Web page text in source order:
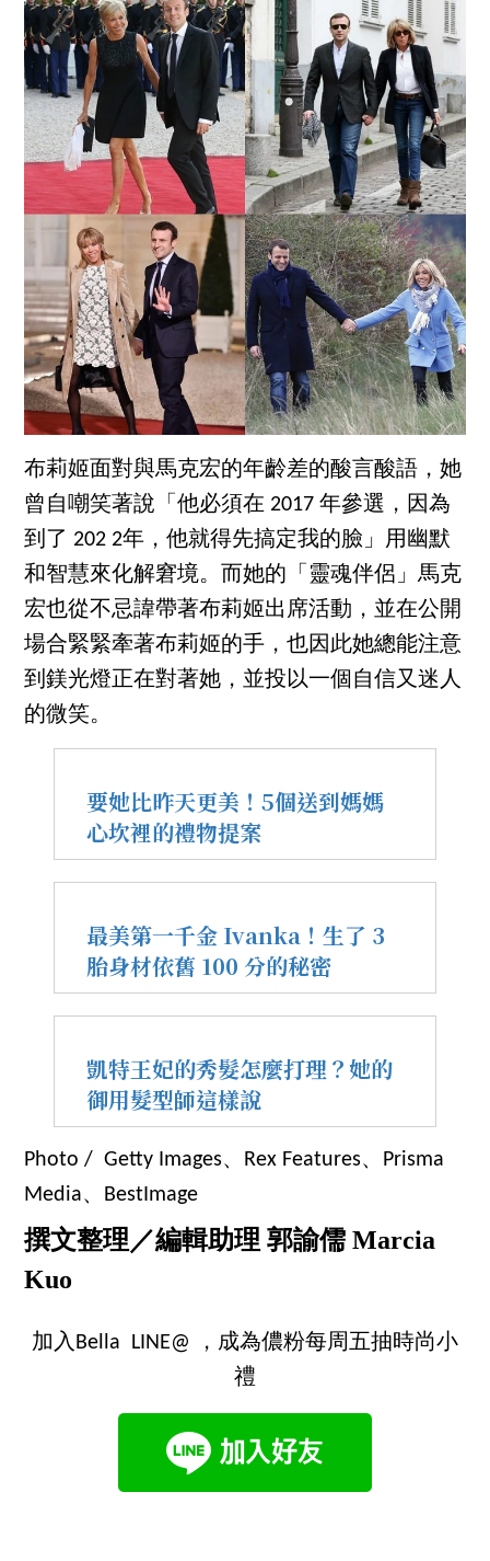
布莉姬面對與馬克宏的年齡差的酸言酸語，她
曾自嘲笑著說「他必須在 2017 年參選，因為
到了 202 2年，他就得先搞定我的臉」用幽默
和智慧來化解窘境。而她的「靈魂伴侶」馬克
宏也從不忌諱帶著布莉姬出席活動，並在公開
場合緊緊牽著布莉姬的手，也因此她總能注意
到鎂光燈正在對著她，並投以一個自信又迷人
的微笑。
要她比昨天更美！5個送到媽媽
心坎裡的禮物提案
最美第一千金 Ivanka！生了 3
胎身材依舊 100 分的秘密
凱特王妃的秀髮怎麼打理？她的
御用髮型師這樣說
Photo / Getty Images、Rex Features、Prisma
Media、BestImage
撰文整理／編輯助理 郭諭儒 Marcia
Kuo
加入Bella LINE@ ，成為儂粉每周五抽時尚小
禮